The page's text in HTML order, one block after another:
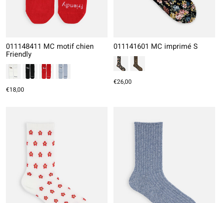
011148411 MC motif chien
Friendly
€18,00
011141601 MC imprimé S
€26,00